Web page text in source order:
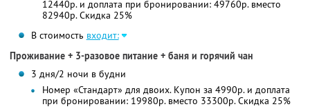
12440р. и доплата при бронировании: 49760р. вместо
82940р. Скидка 25%
В стоимость входит:
Проживание + 3-разовое питание + баня и горячий чан
3 дня/2 ночи в будни
Номер «Стандарт» для двоих. Купон за 4990р. и доплата
при бронировании: 19980р. вместо 33300р. Скидка 25%